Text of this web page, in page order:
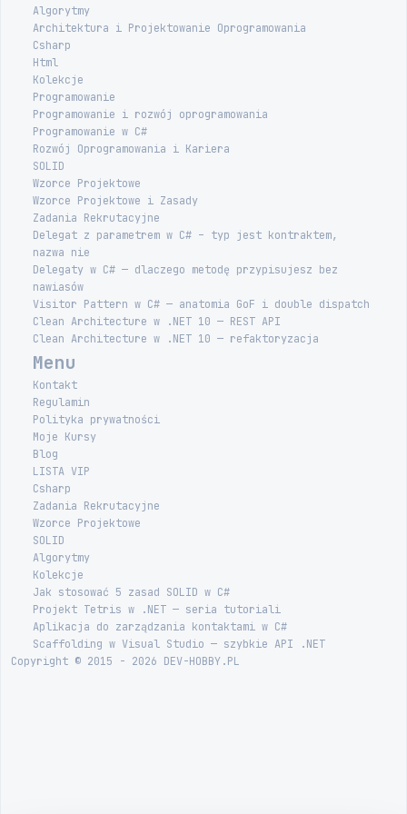
Algorytmy
Architektura i Projektowanie Oprogramowania
Csharp
Html
Kolekcje
Programowanie
Programowanie i rozwój oprogramowania
Programowanie w C#
Rozwój Oprogramowania i Kariera
SOLID
Wzorce Projektowe
Wzorce Projektowe i Zasady
Zadania Rekrutacyjne
Delegat z parametrem w C# – typ jest kontraktem,
nazwa nie
Delegaty w C# — dlaczego metodę przypisujesz bez
nawiasów
Visitor Pattern w C# — anatomia GoF i double dispatch
Clean Architecture w .NET 10 — REST API
Clean Architecture w .NET 10 — refaktoryzacja
Menu
Kontakt
Regulamin
Polityka prywatności
Moje Kursy
Blog
LISTA VIP
Csharp
Zadania Rekrutacyjne
Wzorce Projektowe
SOLID
Algorytmy
Kolekcje
Jak stosować 5 zasad SOLID w C#
Projekt Tetris w .NET — seria tutoriali
Aplikacja do zarządzania kontaktami w C#
Scaffolding w Visual Studio — szybkie API .NET
Copyright © 2015 - 2026 DEV-HOBBY.PL